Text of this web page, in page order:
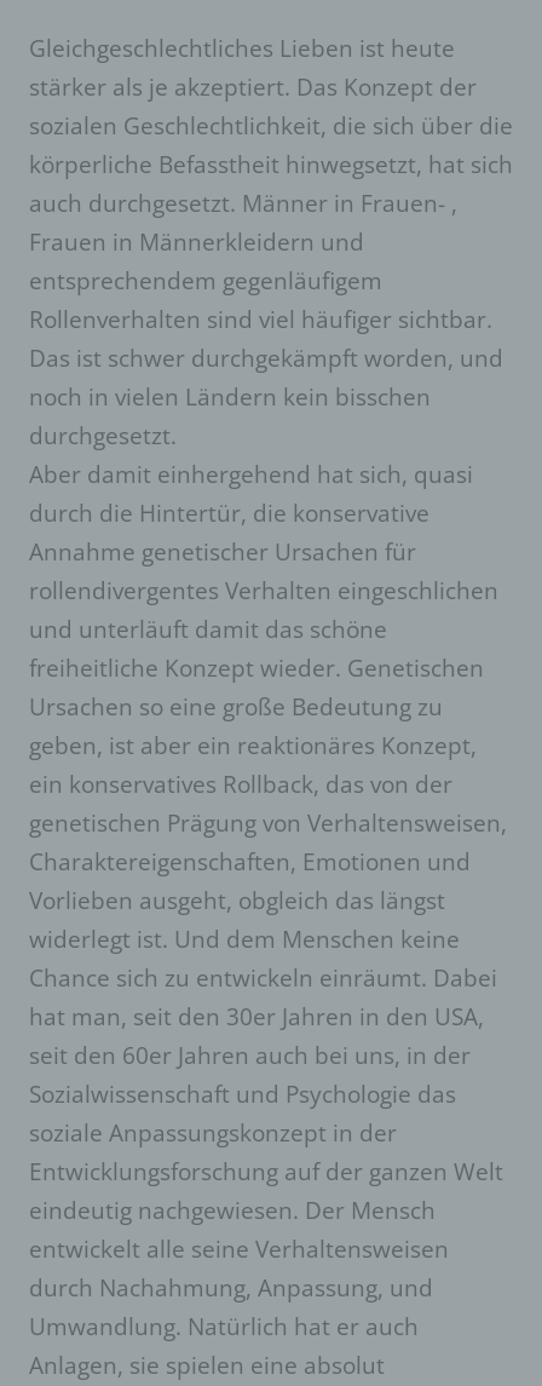
Gleichgeschlechtliches Lieben ist heute
stärker als je akzeptiert. Das Konzept der
sozialen Geschlechtlichkeit, die sich über die
körperliche Befasstheit hinwegsetzt, hat sich
auch durchgesetzt. Männer in Frauen- ,
Frauen in Männerkleidern und
entsprechendem gegenläufigem
Rollenverhalten sind viel häufiger sichtbar.
Das ist schwer durchgekämpft worden, und
noch in vielen Ländern kein bisschen
durchgesetzt.
Aber damit einhergehend hat sich, quasi
durch die Hintertür, die konservative
Annahme genetischer Ursachen für
rollendivergentes Verhalten eingeschlichen
und unterläuft damit das schöne
freiheitliche Konzept wieder. Genetischen
Ursachen so eine große Bedeutung zu
geben, ist aber ein reaktionäres Konzept,
ein konservatives Rollback, das von der
genetischen Prägung von Verhaltensweisen,
Charaktereigenschaften, Emotionen und
Vorlieben ausgeht, obgleich das längst
widerlegt ist. Und dem Menschen keine
Chance sich zu entwickeln einräumt. Dabei
hat man, seit den 30er Jahren in den USA,
seit den 60er Jahren auch bei uns, in der
Sozialwissenschaft und Psychologie das
soziale Anpassungskonzept in der
Entwicklungsforschung auf der ganzen Welt
eindeutig nachgewiesen. Der Mensch
entwickelt alle seine Verhaltensweisen
durch Nachahmung, Anpassung, und
Umwandlung. Natürlich hat er auch
Anlagen, sie spielen eine absolut